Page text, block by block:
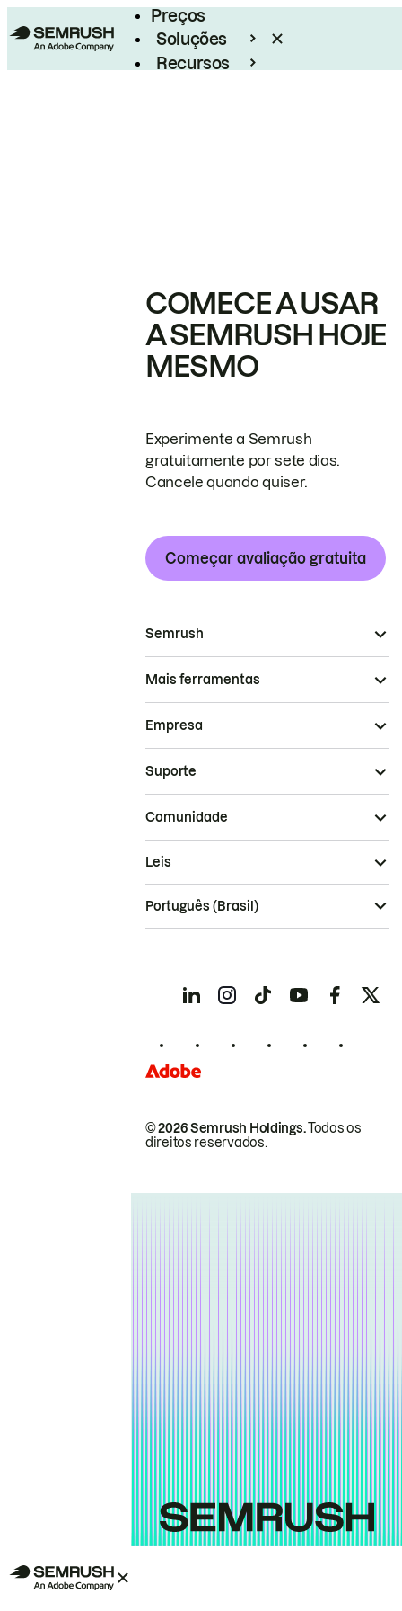
Preços
Soluções
Recursos
COMECE A USAR
A SEMRUSH HOJE
MESMO
Experimente a Semrush
gratuitamente por sete dias.
Cancele quando quiser.
Começar avaliação gratuita
Semrush
Mais ferramentas
Empresa
Suporte
Comunidade
© 2026 Semrush Holdings.Todos os
direitos reservados.
Leis
Português (Brasil)